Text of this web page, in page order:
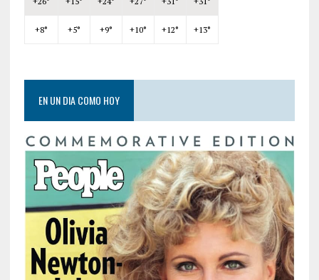
+8° +5° +9° +10° +12° +13°
EN UN DIA COMO HOY